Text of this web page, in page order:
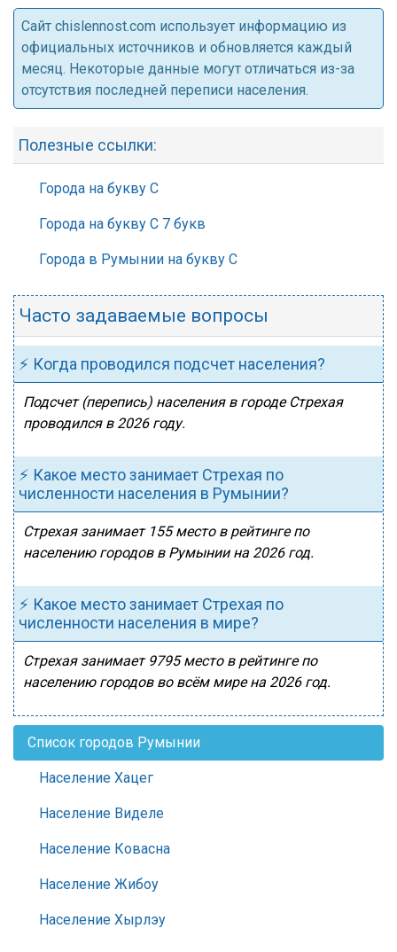
Cайт chislennost.com использует информацию из
официальных источников и обновляется каждый
месяц. Некоторые данные могут отличаться из-за
отсутствия последней переписи населения.
Полезные ссылки:
Города на букву С
Города на букву С 7 букв
Города в Румынии на букву С
Часто задаваемые вопросы
⚡ Когда проводился подсчет населения?
Подсчет (перепись) населения в городе Стрехая
проводился в 2026 году.
⚡ Какое место занимает Стрехая по
численности населения в Румынии?
Стрехая занимает 155 место в рейтинге по
населению городов в Румынии на 2026 год.
⚡ Какое место занимает Стрехая по
численности населения в мире?
Стрехая занимает 9795 место в рейтинге по
населению городов во всём мире на 2026 год.
Список городов Румынии
Население Хацег
Население Виделе
Население Ковасна
Население Жибоу
Население Хырлэу